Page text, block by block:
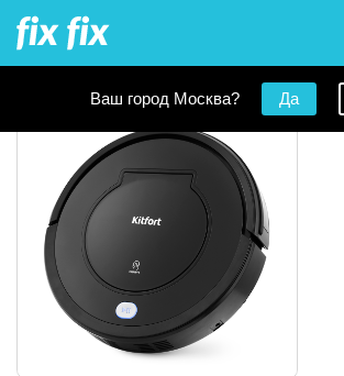
Ваш город Москва? Да